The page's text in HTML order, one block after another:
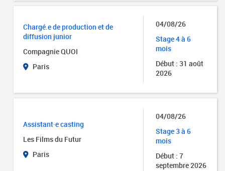
Chargé.e de production et de
diffusion junior
Compagnie QUOI
Paris
04/08/26
Stage 4 à 6
mois
Début : 31 août
2026
Assistant·e casting
Les Films du Futur
Paris
04/08/26
Stage 3 à 6
mois
Début : 7
septembre 2026